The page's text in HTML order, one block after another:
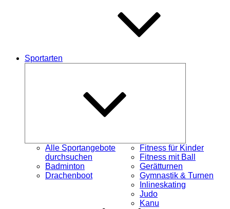
Sportarten
Alle Sportangebote
durchsuchen
Badminton
Drachenboot
Fitness für Kinder
Fitness mit Ball
Gerätturnen
Gymnastik & Turnen
Inlineskating
Judo
Kanu